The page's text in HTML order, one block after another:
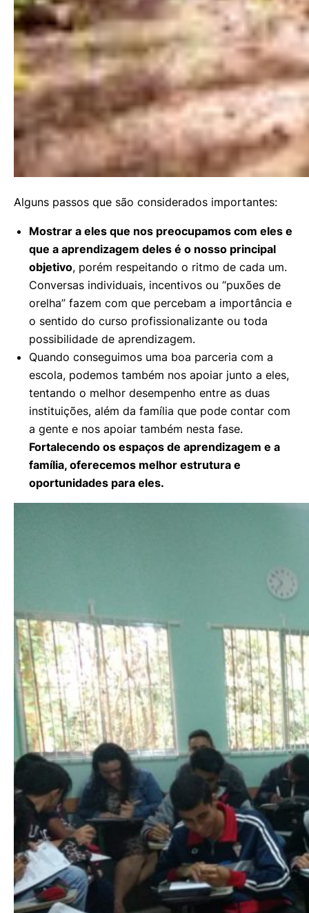
Alguns passos que são considerados importantes:
Mostrar a eles que nos preocupamos com eles e
que a aprendizagem deles é o nosso principal
objetivo, porém respeitando o ritmo de cada um.
Conversas individuais, incentivos ou “puxões de
orelha” fazem com que percebam a importância e
o sentido do curso profissionalizante ou toda
possibilidade de aprendizagem.
Quando conseguimos uma boa parceria com a
escola, podemos também nos apoiar junto a eles,
tentando o melhor desempenho entre as duas
instituições, além da família que pode contar com
a gente e nos apoiar também nesta fase.
Fortalecendo os espaços de aprendizagem e a
família, oferecemos melhor estrutura e
oportunidades para eles.